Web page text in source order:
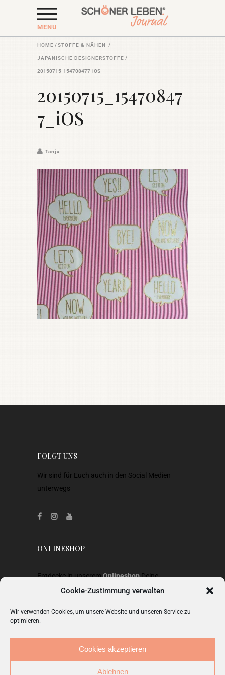
Cookie-Zustimmung verwalten
Wir verwenden Cookies, um unsere Website und unseren Service zu
optimieren.
Cookies akzeptieren
Ablehnen
MENU
HOME /STOFFE & NÄHEN /
JAPANISCHE DESIGNERSTOFFE /
20150715_154708477_iOS
20150715_15470847
7_iOS
Tanja
FOLGT UNS
Wir sind für Euch auch in den Social Medien
unterwegs
ONLINESHOP
Entdecke in unseremOnlineshopDeine
Lieblingsstücke aus Heimtextilien, Gardinen,
Mode.